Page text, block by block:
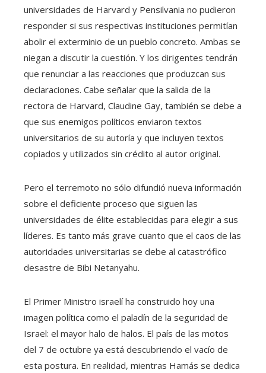
universidades de Harvard y Pensilvania no pudieron
responder si sus respectivas instituciones permitían
abolir el exterminio de un pueblo concreto. Ambas se
niegan a discutir la cuestión. Y los dirigentes tendrán
que renunciar a las reacciones que produzcan sus
declaraciones. Cabe señalar que la salida de la
rectora de Harvard, Claudine Gay, también se debe a
que sus enemigos políticos enviaron textos
universitarios de su autoría y que incluyen textos
copiados y utilizados sin crédito al autor original.
Pero el terremoto no sólo difundió nueva información
sobre el deficiente proceso que siguen las
universidades de élite establecidas para elegir a sus
líderes. Es tanto más grave cuanto que el caos de las
autoridades universitarias se debe al catastrófico
desastre de Bibi Netanyahu.
El Primer Ministro israelí ha construido hoy una
imagen política como el paladín de la seguridad de
Israel: el mayor halo de halos. El país de las motos
del 7 de octubre ya está descubriendo el vacío de
esta postura. En realidad, mientras Hamás se dedica